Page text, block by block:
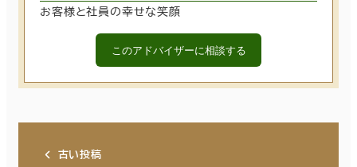
お客様と社員の幸せな笑顔
このアドバイザーに相談する
古い投稿